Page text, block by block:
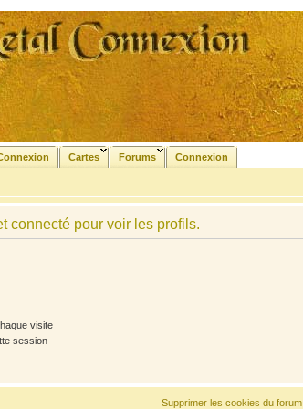
Cartes Forums Connexion
connecté pour voir les profils.
visite
session
Supprimer les cookies du forum